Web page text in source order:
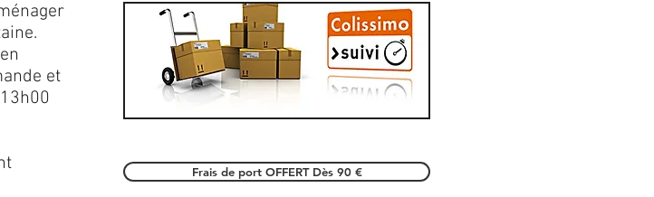
et
Frais de port OFFERT Dès 90 €